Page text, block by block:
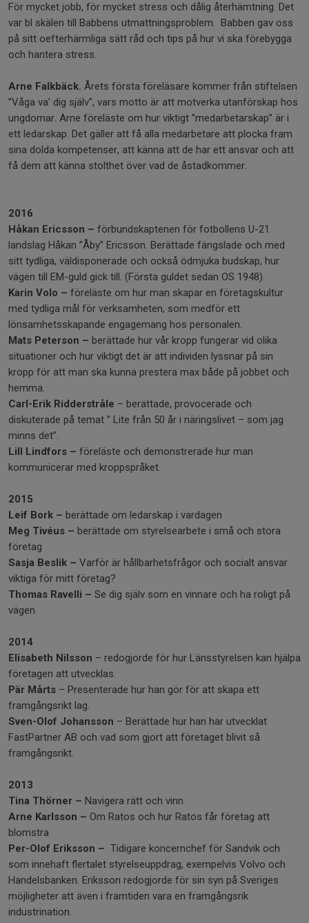
För mycket jobb, för mycket stress och dålig återhämtning. Det
var bl skälen till Babbens utmattningsproblem. Babben gav oss
på sitt oefterhärmliga sätt råd och tips på hur vi ska förebygga
och hantera stress.
Arne Falkbäck. Årets första föreläsare kommer från stiftelsen
”Våga va’ dig själv”, vars motto är att motverka utanförskap hos
ungdomar. Arne föreläste om hur viktigt ”medarbetarskap” är i
ett ledarskap. Det gäller att få alla medarbetare att plocka fram
sina dolda kompetenser, att känna att de har ett ansvar och att
få dem att känna stolthet över vad de åstadkommer.
2016
Håkan Ericsson – förbundskaptenen för fotbollens U-21
landslag Håkan ”Åby” Ericsson. Berättade fängslade och med
sitt tydliga, väldisponerade och också ödmjuka budskap, hur
vägen till EM-guld gick till. (Första guldet sedan OS 1948).
Karin Volo – föreläste om hur man skapar en företagskultur
med tydliga mål för verksamheten, som medför ett
lönsamhetsskapande engagemang hos personalen.
Mats Peterson – berättade hur vår kropp fungerar vid olika
situationer och hur viktigt det är att individen lyssnar på sin
kropp för att man ska kunna prestera max både på jobbet och
hemma.
Carl-Erik Ridderstråle – berättade, provocerade och
diskuterade på temat ” Lite från 50 år i näringslivet – som jag
minns det”.
Lill Lindfors – föreläste och demonstrerade hur man
kommunicerar med kroppspråket.
2015
Leif Bork – berättade om ledarskap i vardagen
Meg Tivéus – berättade om styrelsearbete i små och stora
företag
Sasja Beslik – Varför är hållbarhetsfrågor och socialt ansvar
viktiga för mitt företag?
Thomas Ravelli – Se dig själv som en vinnare och ha roligt på
vägen
2014
Elisabeth Nilsson – redogjorde för hur Länsstyrelsen kan hjälpa
företagen att utvecklas.
Pär Mårts – Presenterade hur han gör för att skapa ett
framgångsrikt lag.
Sven-Olof Johansson – Berättade hur han har utvecklat
FastPartner AB och vad som gjort att företaget blivit så
framgångsrikt.
2013
Tina Thörner – Navigera rätt och vinn
Arne Karlsson – Om Ratos och hur Ratos får företag att
blomstra
Per-Olof Eriksson – Tidigare koncernchef för Sandvik och
som innehaft flertalet styrelseuppdrag, exempelvis Volvo och
Handelsbanken. Eriksson redogjorde för sin syn på Sveriges
möjligheter att även i framtiden vara en framgångsrik
industrination.